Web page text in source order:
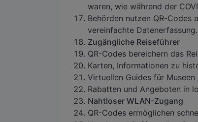
waren, wie während der
Behörden nutzen QR-Codes
vereinfachte Datenerfassung.
Zugängliche Reiseführer
QR-Codes bereichern das
Karten, Informationen zu
Virtuellen Guides für
Rabatten und Angeboten in
Nahtloser WLAN-Zugang
QR-Codes ermöglichen